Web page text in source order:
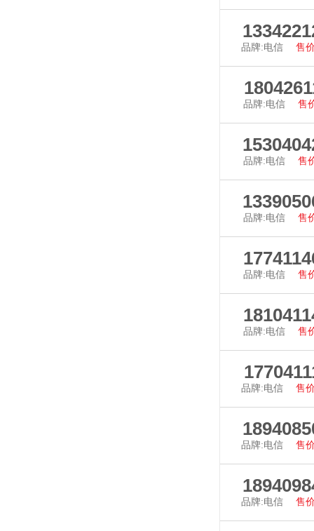
品牌:电信 售
品牌:电信 售
品牌:电信 售
品牌:电信 售
品牌:电信 售
品牌:电信 售
品牌:电信 售
品牌:电信 售
品牌:电信 售